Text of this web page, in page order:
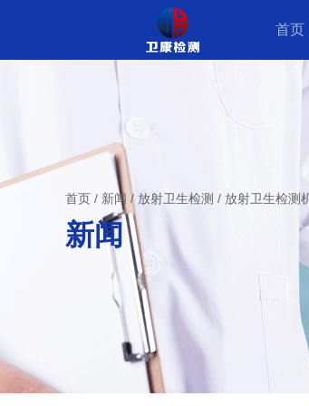
首页
首页 / 新闻 / 放射卫生检测 / 放射卫生检测
新闻